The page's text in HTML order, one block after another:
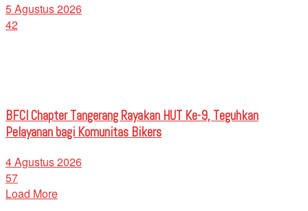
5 Agustus 2026
42
BFCI Chapter Tangerang Rayakan HUT Ke-9, Teguhkan
Pelayanan bagi Komunitas Bikers
4 Agustus 2026
57
Load More